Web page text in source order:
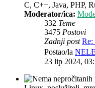
C, C++, Java, PHP,
Moderator/ica:
332 Teme
3475 Postovi
Zadnji post
Postao/la
23 lip 2024,